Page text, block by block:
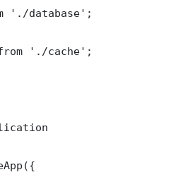
'./database';
'./cache';